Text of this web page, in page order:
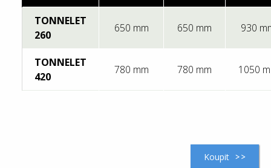
TONNELET
260
650 mm 650 mm 930
TONNELET
420
780 mm 780 mm 1050
Koupit